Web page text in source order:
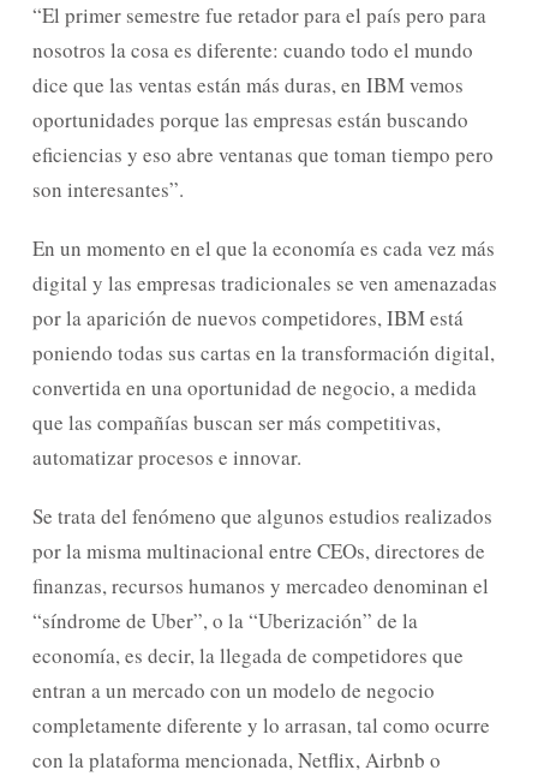
“El primer semestre fue retador para el país pero para
nosotros la cosa es diferente: cuando todo el mundo
dice que las ventas están más duras, en IBM vemos
oportunidades porque las empresas están buscando
eficiencias y eso abre ventanas que toman tiempo pero
son interesantes”.
En un momento en el que la economía es cada vez más
digital y las empresas tradicionales se ven amenazadas
por la aparición de nuevos competidores, IBM está
poniendo todas sus cartas en la transformación digital,
convertida en una oportunidad de negocio, a medida
que las compañías buscan ser más competitivas,
automatizar procesos e innovar.
Se trata del fenómeno que algunos estudios realizados
por la misma multinacional entre CEOs, directores de
finanzas, recursos humanos y mercadeo denominan el
“síndrome de Uber”, o la “Uberización” de la
economía, es decir, la llegada de competidores que
entran a un mercado con un modelo de negocio
completamente diferente y lo arrasan, tal como ocurre
con la plataforma mencionada, Netflix, Airbnb o